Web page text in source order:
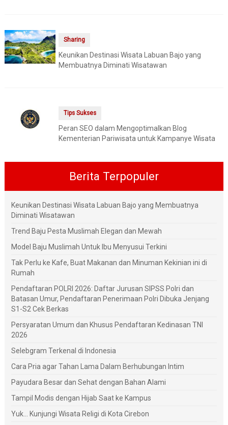
Sharing
Keunikan Destinasi Wisata Labuan Bajo yang
Membuatnya Diminati Wisatawan
Tips Sukses
Peran SEO dalam Mengoptimalkan Blog
Kementerian Pariwisata untuk Kampanye Wisata
Berita Terpopuler
Keunikan Destinasi Wisata Labuan Bajo yang Membuatnya
Diminati Wisatawan
Trend Baju Pesta Muslimah Elegan dan Mewah
Model Baju Muslimah Untuk Ibu Menyusui Terkini
Tak Perlu ke Kafe, Buat Makanan dan Minuman Kekinian ini di
Rumah
Pendaftaran POLRI 2026: Daftar Jurusan SIPSS Polri dan
Batasan Umur, Pendaftaran Penerimaan Polri Dibuka Jenjang
S1-S2 Cek Berkas
Persyaratan Umum dan Khusus Pendaftaran Kedinasan TNI
2026
Selebgram Terkenal di Indonesia
Cara Pria agar Tahan Lama Dalam Berhubungan Intim
Payudara Besar dan Sehat dengan Bahan Alami
Tampil Modis dengan Hijab Saat ke Kampus
Yuk... Kunjungi Wisata Religi di Kota Cirebon